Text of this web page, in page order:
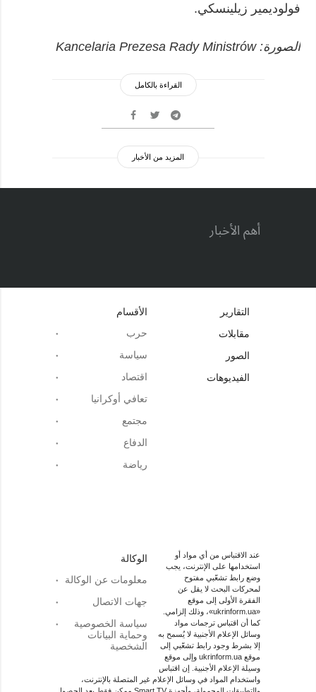
فولوديمير زيلينسكي.
الصورة: Kancelaria Prezesa Rady Ministrów
القراءة بالكامل
المزيد من الأخبار
أهم الأخبار
الأقسام
حرب
سياسة
اقتصاد
تعافي أوكرانيا
مجتمع
الدفاع
رياضة
الوكالة
معلومات عن الوكالة
جهات الاتصال
سياسة الخصوصية
وحماية البيانات
الشخصية
التقارير
مقابلات
الصور
الفيديوهات
عند الاقتباس من أي مواد أو
استخدامها على الإنترنت، يجب
وضع رابط تشعّبي مفتوح
لمحركات البحث لا يقل عن
الفقرة الأولى إلى موقع
«ukrinform.ua»، وذلك إلزامي.
كما أن اقتباس ترجمات مواد
وسائل الإعلام الأجنبية لا يُسمح به
إلا بشرط وجود رابط تشعّبي إلى
موقع ukrinform.ua وإلى موقع
وسيلة الإعلام الأجنبية. إن اقتباس
واستخدام المواد في وسائل الإعلام غير المتصلة بالإنترنت،